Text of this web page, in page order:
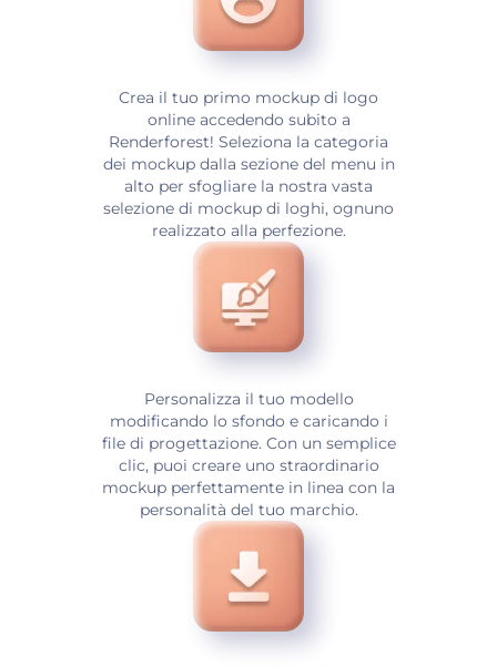
Crea il tuo primo mockup di logo
online accedendo subito a
Renderforest! Seleziona la categoria
dei mockup dalla sezione del menu in
alto per sfogliare la nostra vasta
selezione di mockup di loghi, ognuno
realizzato alla perfezione.
Personalizza il tuo modello
modificando lo sfondo e caricando i
file di progettazione. Con un semplice
clic, puoi creare uno straordinario
mockup perfettamente in linea con la
personalità del tuo marchio.